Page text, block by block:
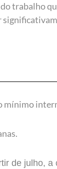
trabalho
mínimo
de julho, a